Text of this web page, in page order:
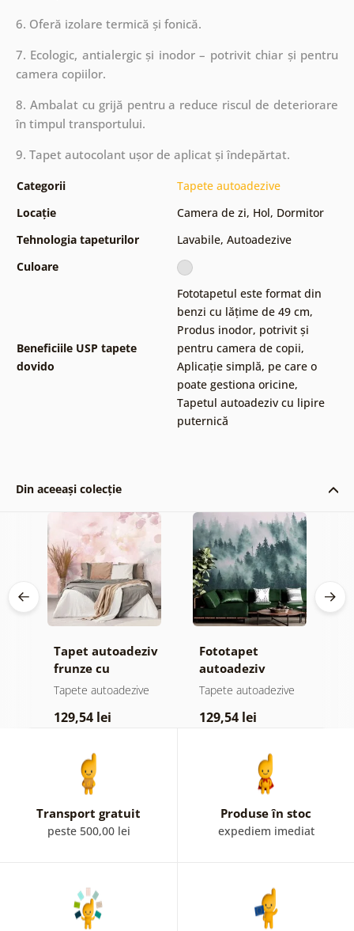
6. Oferă izolare termică și fonică.
7. Ecologic, antialergic și inodor – potrivit chiar și pentru
camera copiilor.
8. Ambalat cu grijă pentru a reduce riscul de deteriorare
în timpul transportului.
9. Tapet autocolant ușor de aplicat și îndepărtat.
Categorii
Tapete autoadezive
Locație
Camera de zi, Hol, Dormitor
Tehnologia tapeturilor
Lavabile, Autoadezive
Culoare
Beneficiile USP tapete
dovido
Fototapetul este format din
benzi cu lățime de 49 cm,
Produs inodor, potrivit și
pentru camera de copii,
Aplicație simplă, pe care o
poate gestiona oricine,
Tapetul autoadeziv cu lipire
puternică
Din aceeași colecție
Tapet autoadeziv
frunze cu
atingere
Tapete autoadezive
129,54 lei
Fototapet
autoadeziv
pădure în ceață
Tapete autoadezive
129,54 lei
Transport gratuit
peste 500,00 lei
Produse în stoc
expediem imediat